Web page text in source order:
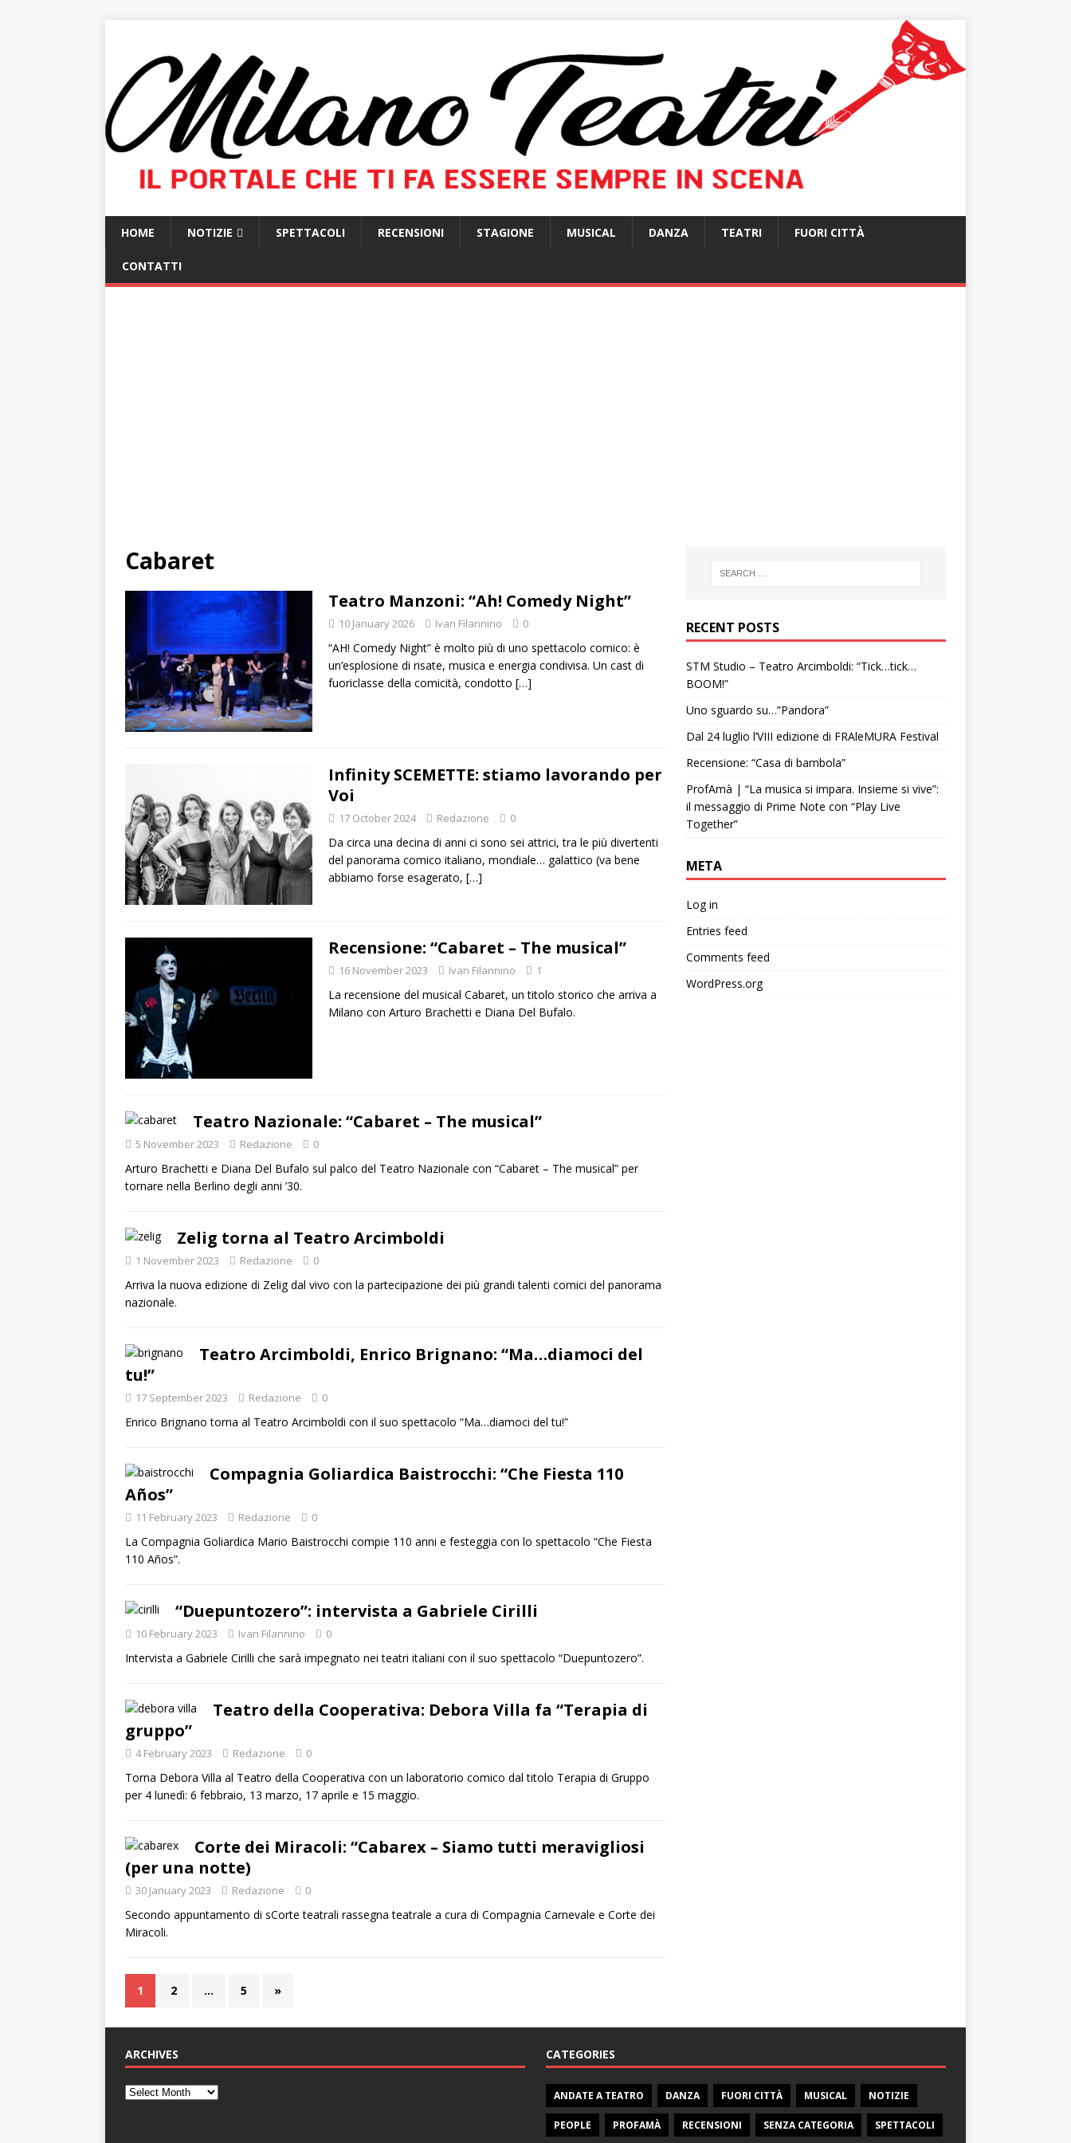
HOME NOTIZIE SPETTACOLI RECENSIONI STAGIONE MUSICAL DANZA TEATRI FUORI CITTÀ
CONTATTI
Cabaret
Teatro Manzoni: “Ah! Comedy Night”
10 January 2026 Ivan Filannino 0
“AH! Comedy Night” è molto più di uno spettacolo comico: è
un’esplosione di risate, musica e energia condivisa. Un cast di
fuoriclasse della comicità, condotto […]
Infinity SCEMETTE: stiamo lavorando per
Voi
17 October 2024 Redazione 0
Da circa una decina di anni ci sono sei attrici, tra le più divertenti
del panorama comico italiano, mondiale… galattico (va bene
abbiamo forse esagerato, […]
Recensione: “Cabaret – The musical”
16 November 2023 Ivan Filannino 1
La recensione del musical Cabaret, un titolo storico che arriva a
Milano con Arturo Brachetti e Diana Del Bufalo.
Teatro Nazionale: “Cabaret – The musical”
5 November 2023 Redazione 0
Arturo Brachetti e Diana Del Bufalo sul palco del Teatro Nazionale con “Cabaret – The musical” per
tornare nella Berlino degli anni ’30.
Zelig torna al Teatro Arcimboldi
1 November 2023 Redazione 0
Arriva la nuova edizione di Zelig dal vivo con la partecipazione dei più grandi talenti comici del panorama
nazionale.
Teatro Arcimboldi, Enrico Brignano: “Ma…diamoci del
tu!”
17 September 2023 Redazione 0
Enrico Brignano torna al Teatro Arcimboldi con il suo spettacolo “Ma…diamoci del tu!”
Compagnia Goliardica Baistrocchi: “Che Fiesta 110
Años”
11 February 2023 Redazione 0
La Compagnia Goliardica Mario Baistrocchi compie 110 anni e festeggia con lo spettacolo “Che Fiesta
110 Años”.
“Duepuntozero”: intervista a Gabriele Cirilli
10 February 2023 Ivan Filannino 0
Intervista a Gabriele Cirilli che sarà impegnato nei teatri italiani con il suo spettacolo “Duepuntozero”.
Teatro della Cooperativa: Debora Villa fa “Terapia di
gruppo”
4 February 2023 Redazione 0
Torna Debora Villa al Teatro della Cooperativa con un laboratorio comico dal titolo Terapia di Gruppo
per 4 lunedì: 6 febbraio, 13 marzo, 17 aprile e 15 maggio.
Corte dei Miracoli: “Cabarex – Siamo tutti meravigliosi
(per una notte)
30 January 2023 Redazione 0
Secondo appuntamento di sCorte teatrali rassegna teatrale a cura di Compagnia Carnevale e Corte dei
Miracoli.
1 2 … 5 »
RECENT POSTS
STM Studio – Teatro Arcimboldi: “Tick…tick…
BOOM!”
Uno sguardo su…”Pandora”
Dal 24 luglio l’VIII edizione di FRAleMURA Festival
Recensione: “Casa di bambola”
ProfAmà | “La musica si impara. Insieme si vive”:
il messaggio di Prime Note con “Play Live
Together”
META
Log in
Entries feed
Comments feed
WordPress.org
ARCHIVES CATEGORIES
ANDATE A TEATRO DANZA FUORI CITTÀ MUSICAL NOTIZIE
PEOPLE PROFAMÀ RECENSIONI SENZA CATEGORIA SPETTACOLI